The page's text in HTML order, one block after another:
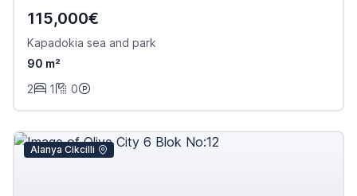
115,000€
Kapadokia sea and park
90 m²
2
1 0
Alanya Cikcilli